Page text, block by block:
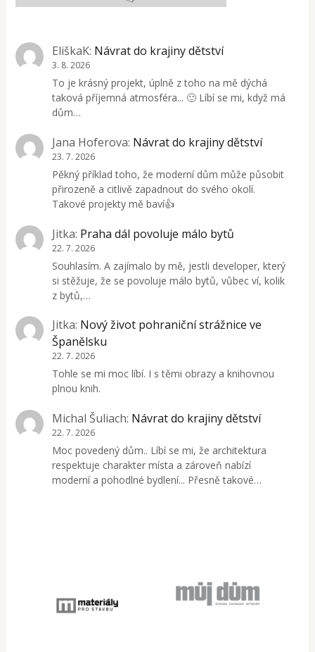
EliškaK: Návrat do krajiny dětství
3. 8. 2026
To je krásný projekt, úplně z toho na mě dýchá
taková příjemná atmosféra... 🙂 Líbí se mi, když má
dům…
Jana Hoferova: Návrat do krajiny dětství
23. 7. 2026
Pěkný příklad toho, že moderní dům může působit
přirozeně a citlivě zapadnout do svého okolí.
Takové projekty mě baví👍
Jitka: Praha dál povoluje málo bytů
22. 7. 2026
Souhlasím. A zajímalo by mě, jestli developer, který
si stěžuje, že se povoluje málo bytů, vůbec ví, kolik
z bytů,…
Jitka: Nový život pohraniční strážnice ve
Španělsku
22. 7. 2026
Tohle se mi moc líbí. I s těmi obrazy a knihovnou
plnou knih.
Michal Šuliach: Návrat do krajiny dětství
22. 7. 2026
Moc povedený dům.. Líbí se mi, že architektura
respektuje charakter místa a zároveň nabízí
moderní a pohodlné bydlení... Přesně takové…